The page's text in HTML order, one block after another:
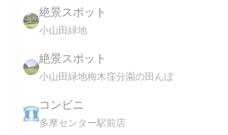
絶景スポット
小山田緑地
絶景スポット
小山田緑地梅木窪分園の田んぼ
コンビニ
多摩センター駅前店